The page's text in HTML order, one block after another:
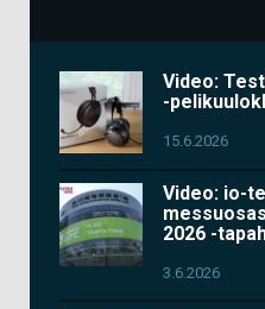
Video:
-
15.6.2026
Video: io-
2026 -
3.6.2026